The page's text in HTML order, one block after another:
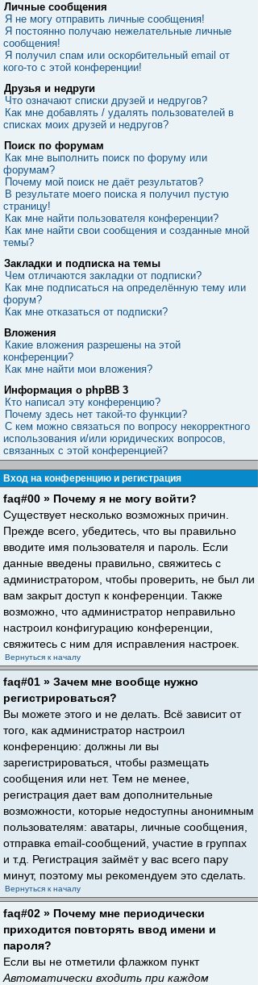
Личные сообщения
Я не могу отправить личные сообщения!
Я постоянно получаю нежелательные личные
сообщения!
Я получил спам или оскорбительный email от
кого-то с этой конференции!
Друзья и недруги
Что означают списки друзей и недругов?
Как мне добавлять / удалять пользователей в
списках моих друзей и недругов?
Поиск по форумам
Как мне выполнить поиск по форуму или
форумам?
Почему мой поиск не даёт результатов?
В результате моего поиска я получил пустую
страницу!
Как мне найти пользователя конференции?
Как мне найти свои сообщения и созданные мной
темы?
Закладки и подписка на темы
Чем отличаются закладки от подписки?
Как мне подписаться на определённую тему или
форум?
Как мне отказаться от подписки?
Вложения
Какие вложения разрешены на этой
конференции?
Как мне найти мои вложения?
Информация о phpBB 3
Кто написал эту конференцию?
Почему здесь нет такой-то функции?
С кем можно связаться по вопросу некорректного
использования и/или юридических вопросов,
связанных с этой конференцией?
Вход на конференцию и регистрация
faq#00 » Почему я не могу войти?
Существует несколько возможных причин.
Прежде всего, убедитесь, что вы правильно
вводите имя пользователя и пароль. Если
данные введены правильно, свяжитесь с
администратором, чтобы проверить, не был ли
вам закрыт доступ к конференции. Также
возможно, что администратор неправильно
настроил конфигурацию конференции,
свяжитесь с ним для исправления настроек.
Вернуться к началу
faq#01 » Зачем мне вообще нужно
регистрироваться?
Вы можете этого и не делать. Всё зависит от
того, как администратор настроил
конференцию: должны ли вы
зарегистрироваться, чтобы размещать
сообщения или нет. Тем не менее,
регистрация дает вам дополнительные
возможности, которые недоступны анонимным
пользователям: аватары, личные сообщения,
отправка email-сообщений, участие в группах
и т.д. Регистрация займёт у вас всего пару
минут, поэтому мы рекомендуем это сделать.
Вернуться к началу
faq#02 » Почему мне периодически
приходится повторять ввод имени и
пароля?
Если вы не отметили флажком пункт
Автоматически входить при каждом